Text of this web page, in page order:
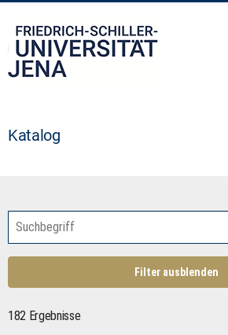
Katalog
Filter ausblenden
182 Ergebnisse